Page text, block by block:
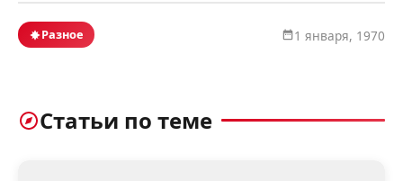
Разное 1 января, 1970
Статьи по теме